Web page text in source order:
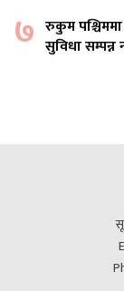
७ रुकुम
सुविधा सम्पन्न